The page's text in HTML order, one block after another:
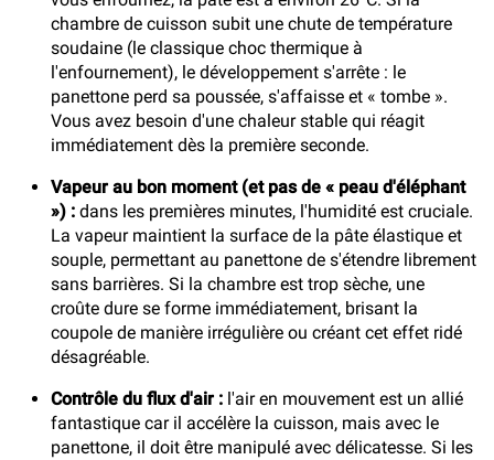
chambre de cuisson subit une chute de température
soudaine (le classique choc thermique à
l'enfournement), le développement s'arrête : le
panettone perd sa poussée, s'affaisse et « tombe ».
Vous avez besoin d'une chaleur stable qui réagit
immédiatement dès la première seconde.
Vapeur au bon moment (et pas de « peau d'éléphant
») : dans les premières minutes, l'humidité est cruciale.
La vapeur maintient la surface de la pâte élastique et
souple, permettant au panettone de s'étendre librement
sans barrières. Si la chambre est trop sèche, une
croûte dure se forme immédiatement, brisant la
coupole de manière irrégulière ou créant cet effet ridé
désagréable.
Contrôle du flux d'air : l'air en mouvement est un allié
fantastique car il accélère la cuisson, mais avec le
panettone, il doit être manipulé avec délicatesse. Si les